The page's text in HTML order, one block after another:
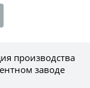
производства
заводе